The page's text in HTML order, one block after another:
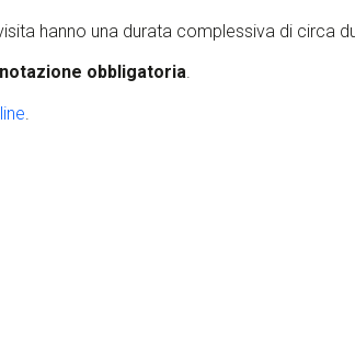
hanno una durata complessiva di circa
obbligatoria.
.